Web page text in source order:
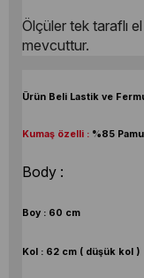
Ölçüler tek taraflı el
mevcuttur.
Ürün Beli Lastik ve
Kumaş özelli : %85
Body :
Boy : 60 cm
Kol : 62 cm ( düşük kol )